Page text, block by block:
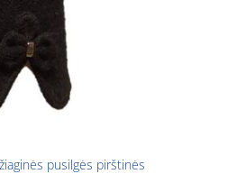
pusilgės pirštinės